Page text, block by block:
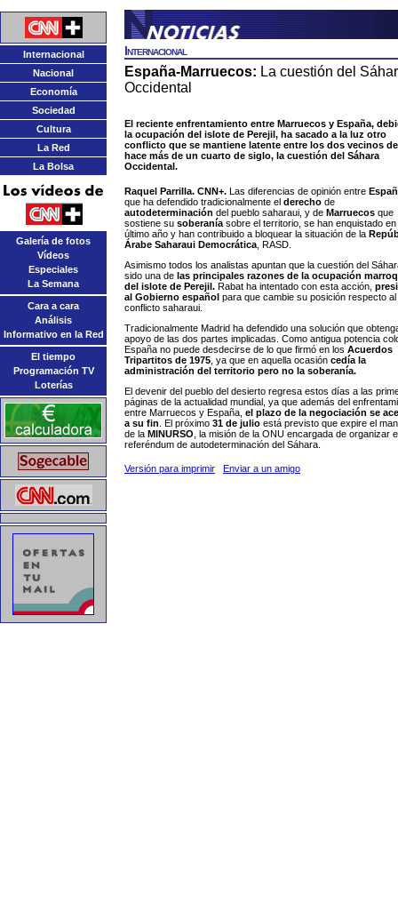
Internacional
Nacional
Economía
Sociedad
Cultura
La Red
La Bolsa
Galería de fotos
Vídeos
Especiales
La Semana
Cara a cara
Análisis
Informativo en la Red
El tiempo
Programación TV
Loterías
Internacional
España-Marruecos: La cuestión del
Occidental
El reciente enfrentamiento entre Marruecos y España,
la ocupación del islote de Perejil, ha sacado a la luz otro
conflicto que se mantiene latente entre los dos vecinos
hace más de un cuarto de siglo, la cuestión del Sáhara
Occidental.
Raquel Parrilla. CNN+. Las diferencias de opinión entre
que ha defendido tradicionalmente el derecho de
autodeterminación del pueblo saharaui, y de Marruecos que
sostiene su soberanía sobre el territorio, se han enquistado en
último año y han contribuido a bloquear la situación de la
Árabe Saharaui Democrática , RASD.
Asimismo todos los analistas apuntan que la cuestión del
sido una de las principales razones de la ocupación
del islote de Perejil. Rabat ha intentado con esta acción,
al Gobierno español para que cambie su posición respecto al
conflicto saharaui.
Tradicionalmente Madrid ha defendido una solución que
apoyo de las dos partes implicadas. Como antigua potencia
España no puede desdecirse de lo que firmó en los Acuerdos
Tripartitos de 1975 , ya que en aquella ocasión cedía la
administración del territorio pero no la soberanía.
El devenir del pueblo del desierto regresa estos días a las
páginas de la actualidad mundial, ya que además del
entre Marruecos y España, el plazo de la negociación se
a su fin . El próximo 31 de julio está previsto que expire el
de la MINURSO , la misión de la ONU encargada de organizar
referéndum de autodeterminación del Sáhara.
Versión para imprimir Enviar a un amigo